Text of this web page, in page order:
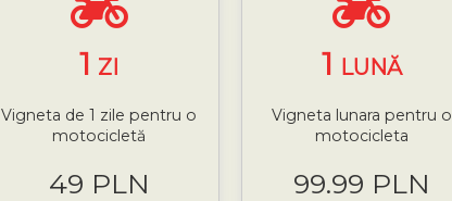
1 ZI
Vigneta de 1 zile pentru o
motocicletă
49 PLN
1 LUNĂ
Vigneta lunara pentru o
motocicleta
99.99 PLN